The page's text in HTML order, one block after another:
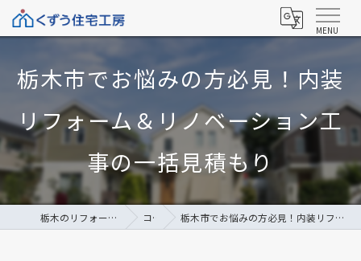
栃木市でお悩みの方必見！内装
リフォーム＆リノベーション工
事の一括見積もり
栃木のリフォームならくずう住宅工房 コラム 栃木市でお悩みの方必見！内装リフォーム＆リノベーション工事の一括見積もり